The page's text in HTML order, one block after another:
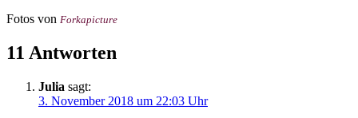
Fotos von Forkapicture
11 Antworten
Julia sagt:
3. November 2018 um 22:03 Uhr